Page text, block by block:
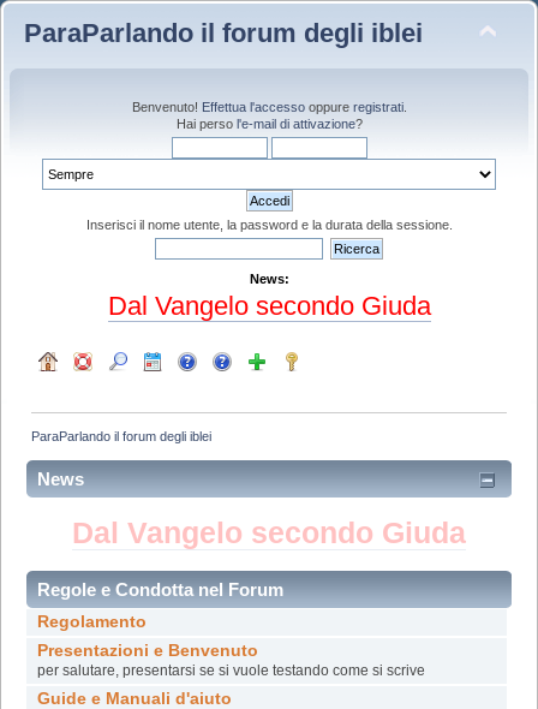
ParaParlando il forum degli iblei
Benvenuto! Effettua l'accessooppure registrati.
Hai perso l'e-mail di attivazione?
Inserisci il nome utente, la password e la durata della sessione.
News:
Dal Vangelo secondo Giuda
ParaParlando il forum degli iblei
News
Dal Vangelo secondo Giuda
Regole e Condotta nel Forum
Regolamento
Presentazioni e Benvenuto
per salutare, presentarsi se si vuole testando come si scrive
Guide e Manuali d'aiuto